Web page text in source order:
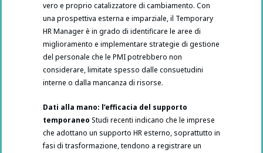
vero e proprio catalizzatore di cambiamento. Con
una prospettiva esterna e imparziale, il Temporary
HR Manager è in grado di identificare le aree di
miglioramento e implementare strategie di gestione
del personale che le PMI potrebbero non
considerare, limitate spesso dalle consuetudini
interne o dalla mancanza di risorse.
Dati alla mano: l’efficacia del supporto
temporaneo Studi recenti indicano che le imprese
che adottano un supporto HR esterno, soprattutto in
fasi di trasformazione, tendono a registrare un